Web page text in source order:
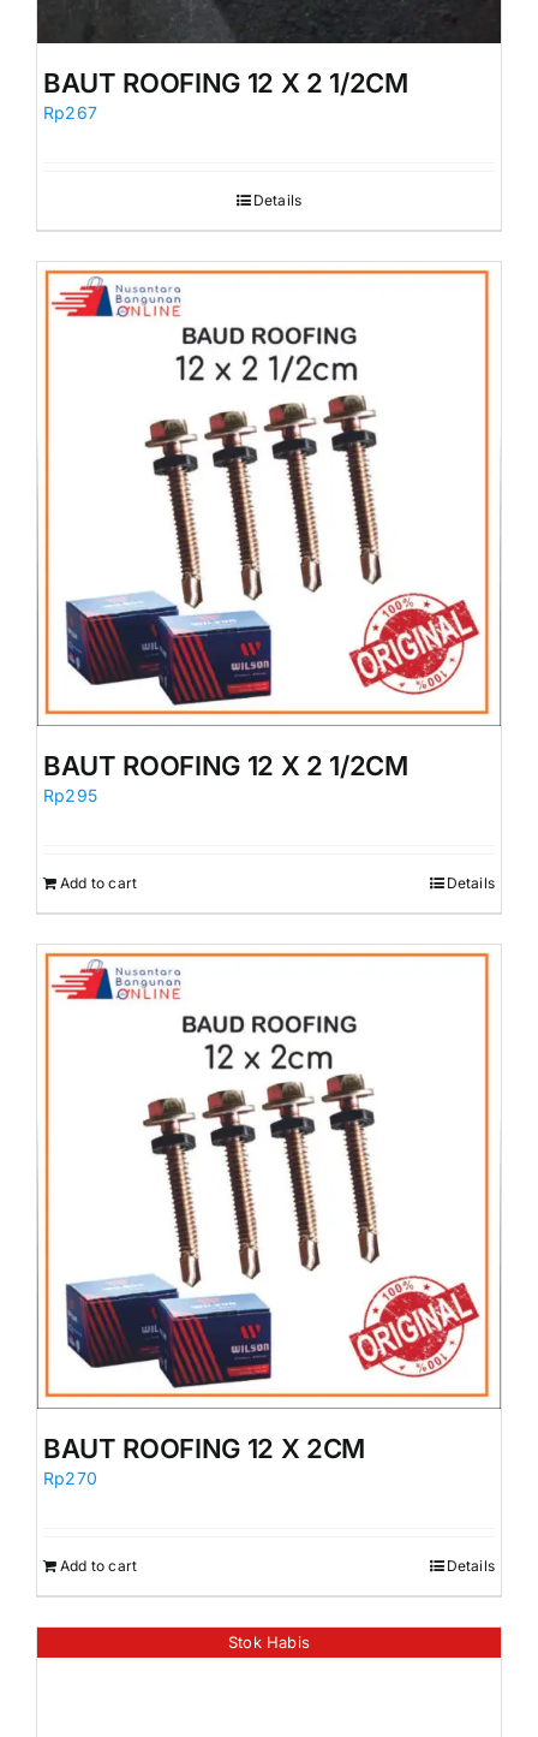
BAUT ROOFING 12 X 2 1/2CM
Rp267
Details
BAUT ROOFING 12 X 2 1/2CM
Rp295
Add to cart Details
BAUT ROOFING 12 X 2CM
Rp270
Add to cart Details
Stok Habis